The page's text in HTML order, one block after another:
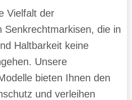
Vielfalt der
Senkrechtmarkisen, die in
Haltbarkeit keine
Unsere
bieten Ihnen den
und verleihen